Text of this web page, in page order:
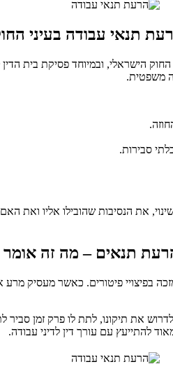
תנאי עבודה בעיני
ובמיוחד פסיקת בית הדין
משפטית.
סבירות.
את הנסיבות שהובילו אליו ואת
תנאים – מה זה אומר
בפיצויי פיטורים. כאשר מעסיק
את תיקונו, לתת לו פרק זמן
להתייעץ עם עורך דין לדיני עבודה.